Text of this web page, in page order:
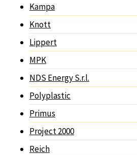
Kampa
Knott
Lippert
MPK
NDS Energy S.r.l.
Polyplastic
Primus
Project 2000
Reich